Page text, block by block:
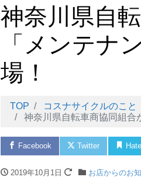
神奈川県自
「メンテナ
場！
TOP コスナサイクルのこと
神奈川県自転車商協同組合
Facebook Twitter
2019年10月1日 お店からのお